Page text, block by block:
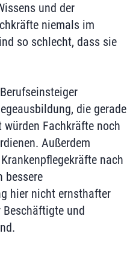
und der
niemals im
so schlecht, dass sie
die gerade
würden Fachkräfte noch
Außerdem
nach
bessere
hier nicht ernsthafter
und